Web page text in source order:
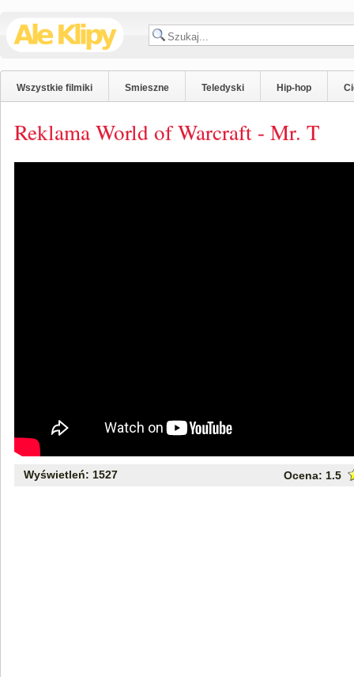
Wszystkie filmiki Smieszne Teledyski Hip-hop
Reklama World of Warcraft - Mr. T
Wyświetleń: 1527 Ocena: 1.5